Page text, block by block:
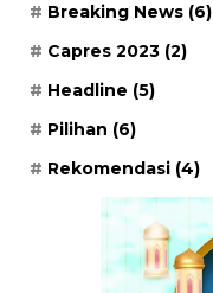
Breaking News (6)
Capres 2023 (2)
Headline (5)
Pilihan (6)
Rekomendasi (4)